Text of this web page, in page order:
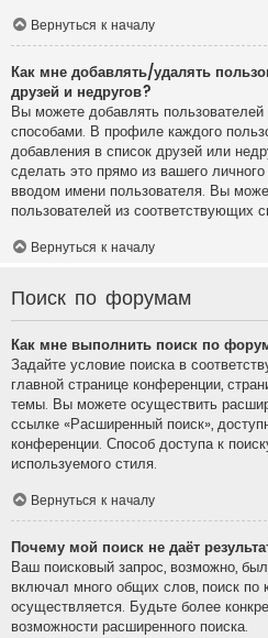
Вернуться к началу
Как мне добавлять/удалять
друзей и недругов?
Вы можете добавлять
способами. В профиле каждого
добавления в список друзей или
сделать это прямо из вашего
вводом имени пользователя. Вы
пользователей из соответствующих
Вернуться к началу
Поиск по форумам
Как мне выполнить поиск по
Задайте условие поиска в
главной странице конференции,
темы. Вы можете осуществить
ссылке «Расширенный поиск»,
конференции. Способ доступа к
используемого стиля.
Вернуться к началу
Почему мой поиск не даёт
Ваш поисковый запрос, возможно,
включал много общих слов, поиск
осуществляется. Будьте более
возможности расширенного поиска.